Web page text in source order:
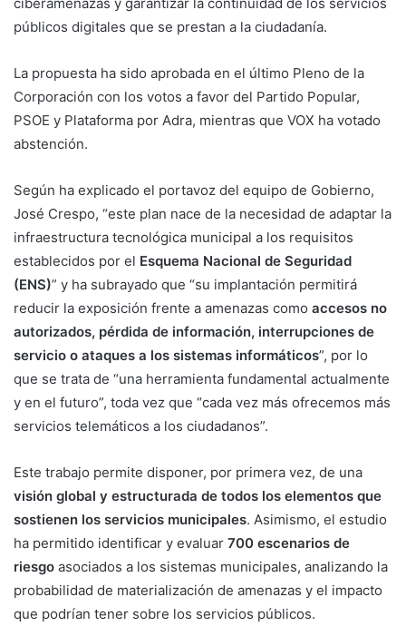
públicos digitales que se prestan a la ciudadanía.
La propuesta ha sido aprobada en el último Pleno de la
Corporación con los votos a favor del Partido Popular,
PSOE y Plataforma por Adra, mientras que VOX ha votado
abstención.
Según ha explicado el portavoz del equipo de Gobierno,
José Crespo, “este plan nace de la necesidad de adaptar la
infraestructura tecnológica municipal a los requisitos
establecidos por el Esquema Nacional de Seguridad
(ENS)” y ha subrayado que “su implantación permitirá
reducir la exposición frente a amenazas como accesos no
autorizados, pérdida de información, interrupciones de
servicio o ataques a los sistemas informáticos”, por lo
que se trata de “una herramienta fundamental actualmente
y en el futuro”, toda vez que “cada vez más ofrecemos más
servicios telemáticos a los ciudadanos”.
Este trabajo permite disponer, por primera vez, de una
visión global y estructurada de todos los elementos que
sostienen los servicios municipales. Asimismo, el estudio
ha permitido identificar y evaluar 700 escenarios de
riesgo asociados a los sistemas municipales, analizando la
probabilidad de materialización de amenazas y el impacto
que podrían tener sobre los servicios públicos.